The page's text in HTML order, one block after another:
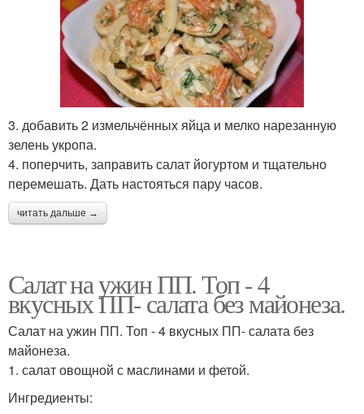
3. добавить 2 измельчённых яйца и мелко нарезанную
зелень укропа.
4. поперчить, заправить салат йогуртом и тщательно
перемешать. Дать настояться пару часов.
читать дальше →
Салат на ужин ПП. Топ - 4
вкусных ПП- салата без майонеза.
Салат на ужин ПП. Топ - 4 вкусных ПП- салата без
майонеза.
1. салат овощной с маслинами и фетой.
Ингредиенты: